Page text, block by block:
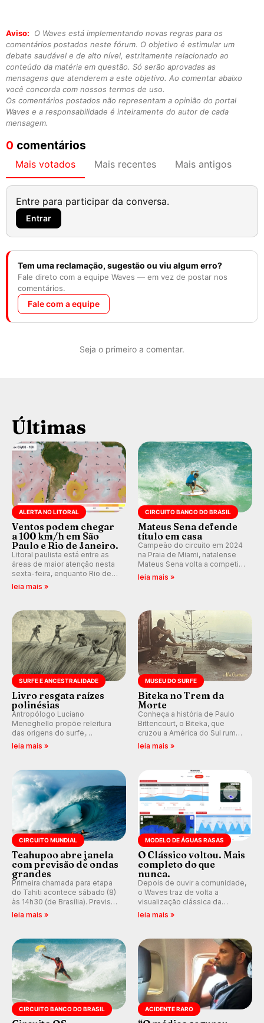
Aviso:
O Waves está implementando novas regras para os
comentários postados neste fórum. O objetivo é estimular um
debate saudável e de alto nível, estritamente relacionado ao
conteúdo da matéria em questão. Só serão aprovadas as
mensagens que atenderem a este objetivo. Ao comentar abaixo
você concorda com nossos termos de uso.
Os comentários postados não representam a opinião do portal
Waves e a responsabilidade é inteiramente do autor de cada
mensagem.
0 comentários
Mais votados Mais recentes Mais antigos
Entre para participar da conversa.
Entrar
Tem uma reclamação, sugestão ou viu algum erro?
Fale direto com a equipe Waves — em vez de postar nos
comentários.
Fale com a equipe
Seja o primeiro a comentar.
Últimas
ALERTA NO LITORAL
Ventos podem chegar
a 100 km/h em São
Paulo e Rio de Janeiro.
Litoral paulista está entre as
áreas de maior atenção nesta
sexta-feira, enquanto Rio de
Janeiro também recebe alerta
Itanhaém.
leia mais »
CIRCUITO BANCO DO BRASIL
Mateus Sena defende
título em casa
Campeão do circuito em 2024
na Praia de Miami, natalense
Mateus Sena volta a competir
em casa em busca de manter a
leia mais »
SURFE E ANCESTRALIDADE
Livro resgata raízes
polinésias
Antropólogo Luciano
Meneghello propõe releitura
das origens do surfe,
resgatando a cultura polinésia
prática em esporte e indústria.
leia mais »
MUSEU DO SURFE
Biteka no Trem da
Morte
Conheça a história de Paulo
Bittencourt, o Biteka, que
cruzou a América do Sul rumo
ao Pacífico em uma jornada
leia mais »
CIRCUITO MUNDIAL
Teahupoo abre janela
com previsão de ondas
grandes
Primeira chamada para etapa
do Tahiti acontece sábado (8)
às 14h30 (de Brasília). Previsão
indica swell consistente.
Kelly Slater convidado.
leia mais »
MODELO DE ÁGUAS RASAS
O Clássico voltou. Mais
completo do que
nunca.
Depois de ouvir a comunidade,
o Waves traz de volta a
visualização clássica da
previsão de águas rasas,
ondas para até 16 dias.
leia mais »
CIRCUITO BANCO DO BRASIL ACIDENTE RARO